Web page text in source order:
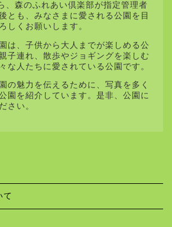
、森のふれあい倶楽部が指定管理者
とも、みなさまに愛される公園を目
しくお願いします。
は、子供から大人までが楽しめる公
子連れ、散歩やジョギングを楽しむ
な人たちに愛されている公園です。
の魅力を伝えるために、写真を多く
園を紹介しています。是非、公園に
さい。
て